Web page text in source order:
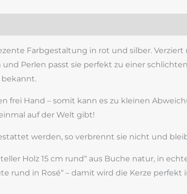
Farbgestaltung in rot und silber.
Perlen passt sie perfekt zu einer
frei Hand – somit kann es zu kleinen
auf der Welt gibt!
werden, so verbrennt sie nicht und
Holz 15 cm rund“ aus Buche natur, in
rund in Rosé“ – damit wird die Kerze perfekt